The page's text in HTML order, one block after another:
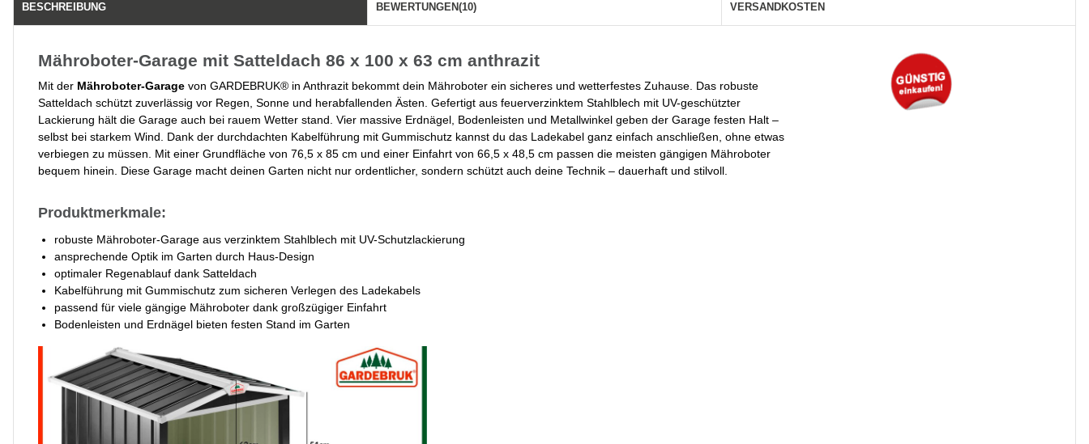
BESCHREIBUNG BEWERTUNGEN(10) VERSANDKOSTEN
Mähroboter-Garage mit Satteldach 86 x 100 x 63 cm anthrazit
Mit der Mähroboter-Garage von GARDEBRUK® in Anthrazit bekommt dein Mähroboter ein sicheres und wetterfestes Zuhause. Das robuste
Satteldach schützt zuverlässig vor Regen, Sonne und herabfallenden Ästen. Gefertigt aus feuerverzinktem Stahlblech mit UV-geschützter
Lackierung hält die Garage auch bei rauem Wetter stand. Vier massive Erdnägel, Bodenleisten und Metallwinkel geben der Garage festen Halt –
selbst bei starkem Wind. Dank der durchdachten Kabelführung mit Gummischutz kannst du das Ladekabel ganz einfach anschließen, ohne etwas
verbiegen zu müssen. Mit einer Grundfläche von 76,5 x 85 cm und einer Einfahrt von 66,5 x 48,5 cm passen die meisten gängigen Mähroboter
bequem hinein. Diese Garage macht deinen Garten nicht nur ordentlicher, sondern schützt auch deine Technik – dauerhaft und stilvoll.
Produktmerkmale:
robuste Mähroboter-Garage aus verzinktem Stahlblech mit UV-Schutzlackierung
ansprechende Optik im Garten durch Haus-Design
optimaler Regenablauf dank Satteldach
Kabelführung mit Gummischutz zum sicheren Verlegen des Ladekabels
passend für viele gängige Mähroboter dank großzügiger Einfahrt
Bodenleisten und Erdnägel bieten festen Stand im Garten